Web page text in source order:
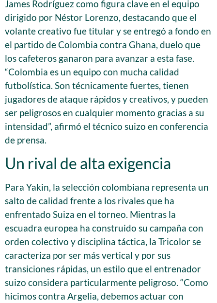
James Rodríguez como figura clave en el equipo
dirigido por Néstor Lorenzo, destacando que el
volante creativo fue titular y se entregó a fondo en
el partido de Colombia contra Ghana, duelo que
los cafeteros ganaron para avanzar a esta fase.
“Colombia es un equipo con mucha calidad
futbolística. Son técnicamente fuertes, tienen
jugadores de ataque rápidos y creativos, y pueden
ser peligrosos en cualquier momento gracias a su
intensidad”, afirmó el técnico suizo en conferencia
de prensa.
Un rival de alta exigencia
Para Yakin, la selección colombiana representa un
salto de calidad frente a los rivales que ha
enfrentado Suiza en el torneo. Mientras la
escuadra europea ha construido su campaña con
orden colectivo y disciplina táctica, la Tricolor se
caracteriza por ser más vertical y por sus
transiciones rápidas, un estilo que el entrenador
suizo considera particularmente peligroso. “Como
hicimos contra Argelia, debemos actuar con